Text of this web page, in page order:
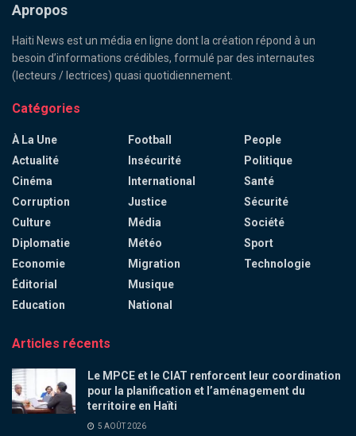
Apropos
Haiti News est un média en ligne dont la création répond à un
besoin d’informations crédibles, formulé par des internautes
(lecteurs / lectrices) quasi quotidiennement.
Catégories
À La Une
Actualité
Cinéma
Corruption
Culture
Diplomatie
Economie
Éditorial
Education
Football
Insécurité
International
Justice
Média
Météo
Migration
Musique
National
People
Politique
Santé
Sécurité
Société
Sport
Technologie
Articles récents
Le MPCE et le CIAT renforcent leur coordination
pour la planification et l’aménagement du
territoire en Haïti
5 AOÛT 2026